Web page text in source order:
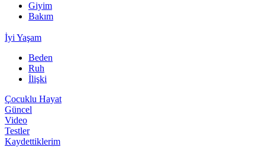
Giyim
Bakım
İyi Yaşam
Beden
Ruh
İlişki
Çocuklu Hayat
Güncel
Video
Testler
Kaydettiklerim